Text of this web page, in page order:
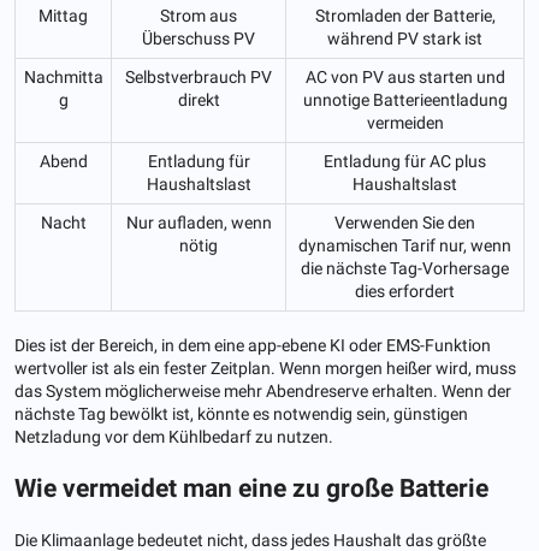
Mittag
Strom aus
Überschuss PV
Stromladen der Batterie,
während PV stark ist
Nachmitta
g
Selbstverbrauch PV
direkt
AC von PV aus starten und
unnotige Batterieentladung
vermeiden
Abend
Entladung für
Haushaltslast
Entladung für AC plus
Haushaltslast
Nacht
Nur aufladen, wenn
nötig
Verwenden Sie den
dynamischen Tarif nur, wenn
die nächste Tag-Vorhersage
dies erfordert
Dies ist der Bereich, in dem eine app-ebene KI oder EMS-Funktion
wertvoller ist als ein fester Zeitplan. Wenn morgen heißer wird, muss
das System möglicherweise mehr Abendreserve erhalten. Wenn der
nächste Tag bewölkt ist, könnte es notwendig sein, günstigen
Netzladung vor dem Kühlbedarf zu nutzen.
Wie vermeidet man eine zu große Batterie
Die Klimaanlage bedeutet nicht, dass jedes Haushalt das größte